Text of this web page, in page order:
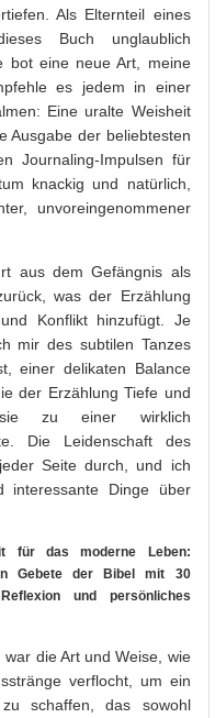
Als Elternteil eines
Buch unglaublich
bot eine neue Art, meine
es jedem in einer
Eine uralte Weisheit
Ausgabe der beliebtesten
Journaling-Impulsen für
knackig und natürlich,
unvoreingenommener
aus dem Gefängnis als
was der Erzählung
Konflikt hinzufügt. Je
mir des subtilen Tanzes
einer delikaten Balance
der Erzählung Tiefe und
sie zu einer wirklich
Die Leidenschaft des
Seite durch, und ich
interessante Dinge über
für das moderne Leben:
Gebete der Bibel mit 30
und persönliches
die Art und Weise, wie
verflocht, um ein
schaffen, das sowohl